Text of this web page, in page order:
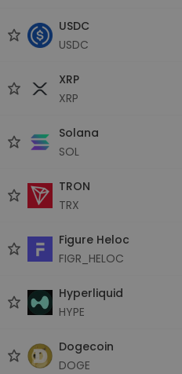
USDC
USDC
XRP
XRP
Solana
SOL
TRON
TRX
Figure Heloc
FIGR_HELOC
Hyperliquid
HYPE
Dogecoin
DOGE